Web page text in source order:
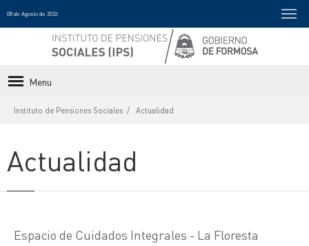
08 de Agosto de 2026
Menu
Instituto de Pensiones Sociales Actualidad
Actualidad
Espacio de Cuidados Integrales - La Floresta